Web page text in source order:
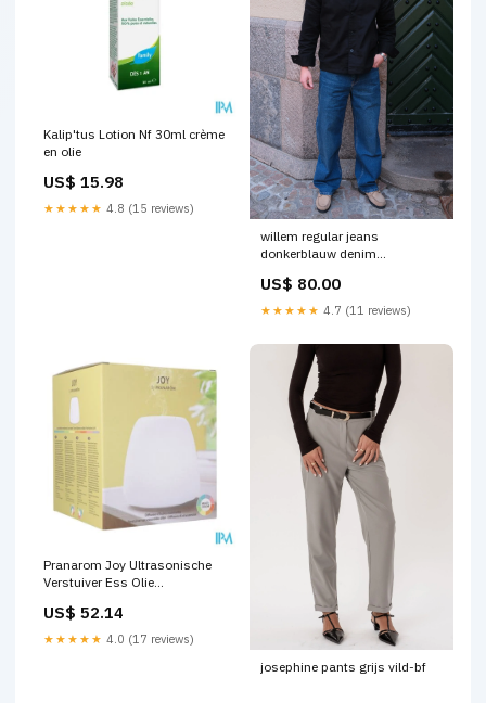
Kalip'tus Lotion Nf 30ml crème
en olie
US$ 15.98
★★★★★ 4.8 (15 reviews)
willem regular jeans
donkerblauw denim
US$ 80.00
★★★★★ 4.7 (11 reviews)
Pranarom Joy Ultrasonische
Verstuiver Ess Olie
US$ 52.14
★★★★★ 4.0 (17 reviews)
josephine pants grijs vild-bf